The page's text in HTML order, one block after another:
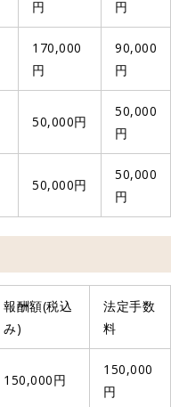
円 円
170,000
円
90,000
円
50,000円
50,000
円
50,000円
50,000
円
報酬額(税込
み)
法定手数
料
150,000円
150,000
円